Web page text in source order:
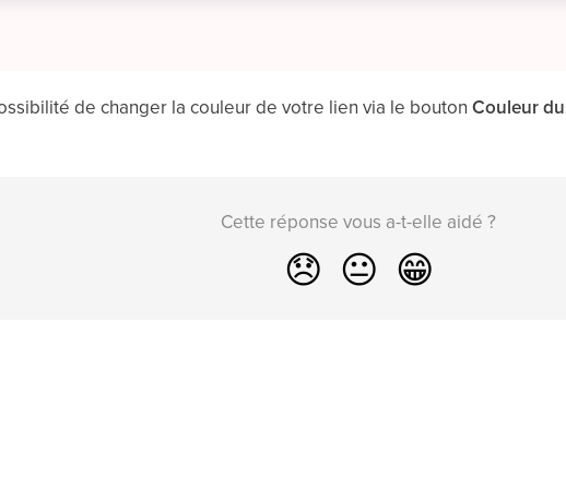
de changer la couleur de votre lien via le boutonCouleur
Cette réponse vous a-t-elle aidé ?
😞 😐 😁